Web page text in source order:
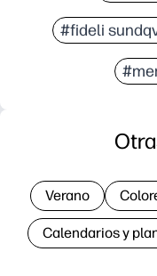
#fideli
Verano
Calendarios y